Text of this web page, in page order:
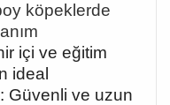
köpeklerde
ım
içi ve eğitim
ideal
Güvenli ve uzun